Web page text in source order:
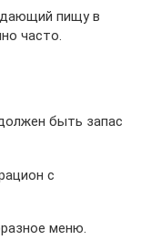
пищу в
часто.
быть запас
с
меню.